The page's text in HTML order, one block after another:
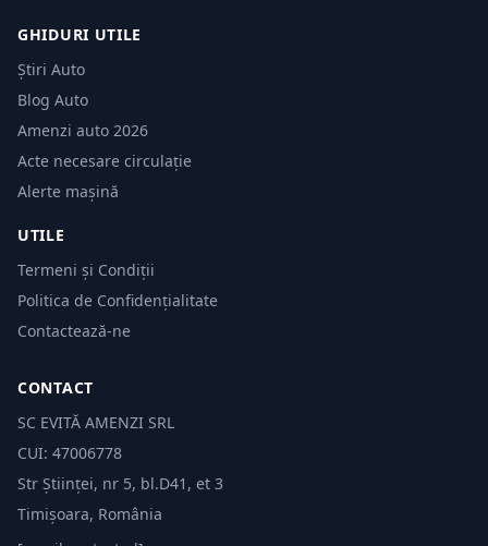
GHIDURI UTILE
Știri Auto
Blog Auto
Amenzi auto 2026
Acte necesare circulație
Alerte mașină
UTILE
Termeni și Condiții
Politica de Confidențialitate
Contactează-ne
CONTACT
SC EVITĂ AMENZI SRL
CUI: 47006778
Str Științei, nr 5, bl.D41, et 3
Timișoara, România